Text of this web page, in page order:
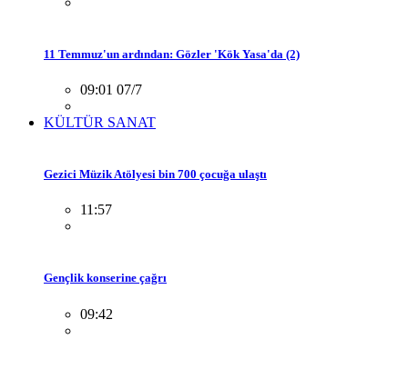
11 Temmuz'un ardından: Gözler 'Kök Yasa'da (2)
09:01 07/7
KÜLTÜR SANAT
Gezici Müzik Atölyesi bin 700 çocuğa ulaştı
11:57
Gençlik konserine çağrı
09:42